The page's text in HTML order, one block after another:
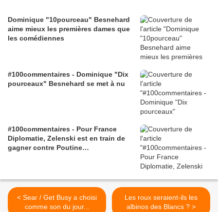
Dominique "10pourceau" Besnehard
aime mieux les premières dames que
les comédiennes
#100commentaires - Dominique "Dix
pourceaux" Besnehard se met à nu
#100commentaires - Pour France
Diplomatie, Zelenski est en train de
gagner contre Poutine…
< Sear / Get Busy a choisi
comme son du jour...
Les roux seraient-ils les
albinos des Blancs ? >